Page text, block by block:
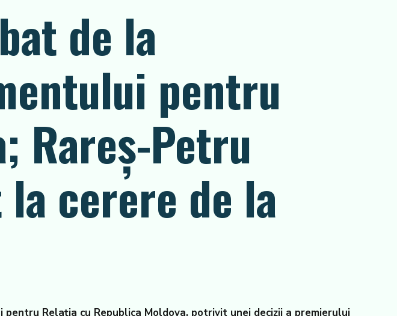
de la
pentru
Rareș-Petru
cerere de la
Relația cu Republica Moldova, potrivit unei decizii a premierului